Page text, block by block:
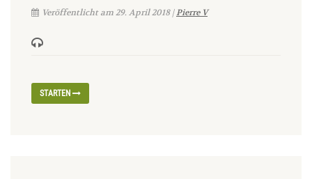
Veröffentlicht am 29. April 2018 |Pierre V
STARTEN